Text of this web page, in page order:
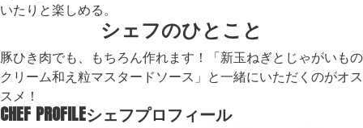
いたりと楽しめる。
シェフのひとこと
豚ひき肉でも、もちろん作れます！「新玉ねぎとじゃがいもの
クリーム和え粒マスタードソース」と一緒にいただくのがオス
スメ！
CHEF PROFILEシェフプロフィール